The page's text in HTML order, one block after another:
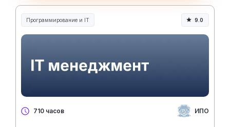
Программирование и IT 9.0
710 часов ИПО